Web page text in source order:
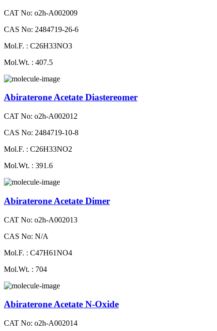
CAT No: o2h-A002009
CAS No: 2484719-26-6
Mol.F. : C26H33NO3
Mol.Wt. : 407.5
Abiraterone Acetate Diastereomer
CAT No: o2h-A002012
CAS No: 2484719-10-8
Mol.F. : C26H33NO2
Mol.Wt. : 391.6
Abiraterone Acetate Dimer
CAT No: o2h-A002013
CAS No: N/A
Mol.F. : C47H61NO4
Mol.Wt. : 704
Abiraterone Acetate N-Oxide
CAT No: o2h-A002014